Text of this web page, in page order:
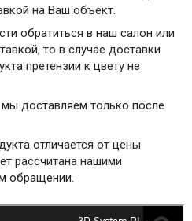
на Ваш объект.
обратиться в наш салон или
то в случае доставки
претензии к цвету не
доставляем только после
отличается от цены
рассчитана нашими
обращении.